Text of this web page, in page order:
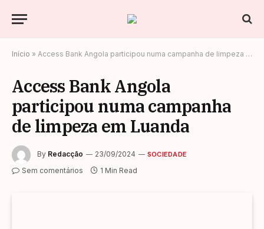
Início » Access Bank Angola participou numa campanha de limpeza em Luanda
Access Bank Angola
participou numa campanha
de limpeza em Luanda
By Redacção 23/09/2024 SOCIEDADE
Sem comentários 1 Min Read